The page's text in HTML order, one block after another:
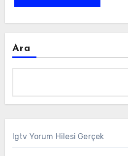
Ara
Igtv Yorum Hilesi Gerçek